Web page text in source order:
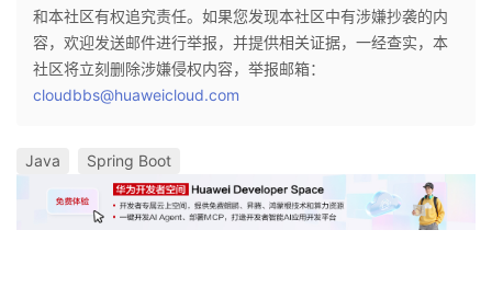
和本社区有权追究责任。如果您发现本社区中有涉嫌抄袭的内
容，欢迎发送邮件进行举报，并提供相关证据，一经查实，本
社区将立刻删除涉嫌侵权内容，举报邮箱：
cloudbbs@huaweicloud.com
Java Spring Boot